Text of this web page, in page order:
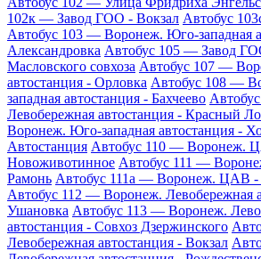
102к — Завод ГОО - Вокзал Автобус
Автобус 103 — Воронеж. Юго-западная
Александровка Автобус 105 — Завод
Масловского совхоза Автобус 107 —
автостанция - Орловка Автобус 108 —
западная автостанция - Бахчеево
Левобережная автостанция - Красный
Воронеж. Юго-западная автостанция -
Автостанция Автобус 110 — Воронеж.
Новоживотинное Автобус 111 —
Рамонь Автобус 111а — Воронеж. ЦАВ -
Автобус 112 — Воронеж. Левобережная
Ушановка Автобус 113 — Воронеж.
автостанция - Совхоз Дзержинского
Левобережная автостанция - Вокзал